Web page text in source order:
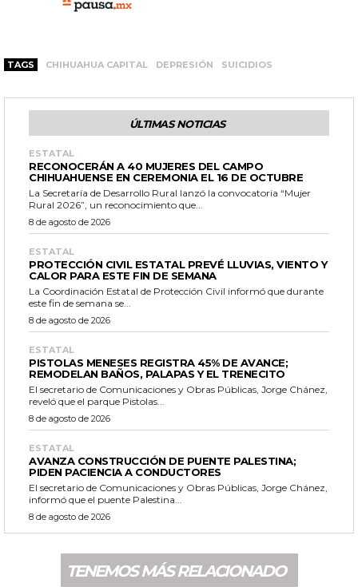
TAGS CHIHUAHUA CAPITAL DEPRESIÓN SUICIDIOS
ÚLTIMAS NOTICIAS
ESTATAL
RECONOCERÁN A 40 MUJERES DEL CAMPO
CHIHUAHUENSE EN CEREMONIA EL 16 DE OCTUBRE
La Secretaría de Desarrollo Rural lanzó la convocatoria “Mujer
Rural 2026”, un reconocimiento que...
8 de agosto de 2026
ESTATAL
PROTECCIÓN CIVIL ESTATAL PREVÉ LLUVIAS, VIENTO Y
CALOR PARA ESTE FIN DE SEMANA
La Coordinación Estatal de Protección Civil informó que durante
este fin de semana se...
8 de agosto de 2026
ESTATAL
PISTOLAS MENESES REGISTRA 45% DE AVANCE;
REMODELAN BAÑOS, PALAPAS Y EL TRENECITO
El secretario de Comunicaciones y Obras Públicas, Jorge Chánez,
reveló que el parque Pistolas...
8 de agosto de 2026
ESTATAL
AVANZA CONSTRUCCIÓN DE PUENTE PALESTINA;
PIDEN PACIENCIA A CONDUCTORES
El secretario de Comunicaciones y Obras Públicas, Jorge Chánez,
informó que el puente Palestina...
8 de agosto de 2026
TENEMOS MÁS RELACIONADO